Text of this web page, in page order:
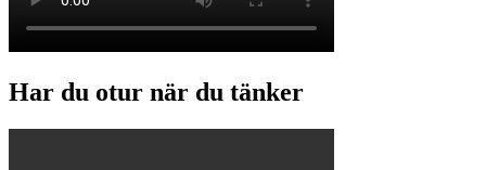
Har du otur när du tänker